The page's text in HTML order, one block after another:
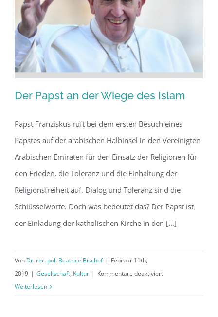
USA?
Der Papst an der Wiege des Islam
Der Papst an der Wiege des Islam
Papst Franziskus ruft bei dem ersten Besuch eines
Papstes auf der arabischen Halbinsel in den Vereinigten
Arabischen Emiraten für den Einsatz der Religionen für
den Frieden, die Toleranz und die Einhaltung der
Religionsfreiheit auf. Dialog und Toleranz sind die
Schlüsselworte. Doch was bedeutet das? Der Papst ist
der Einladung der katholischen Kirche in den [...]
Von Dr. rer. pol. Beatrice Bischof | Februar 11th,
2019 | Gesellschaft, Kultur | Kommentare deaktiviertfür
Weiterlesen